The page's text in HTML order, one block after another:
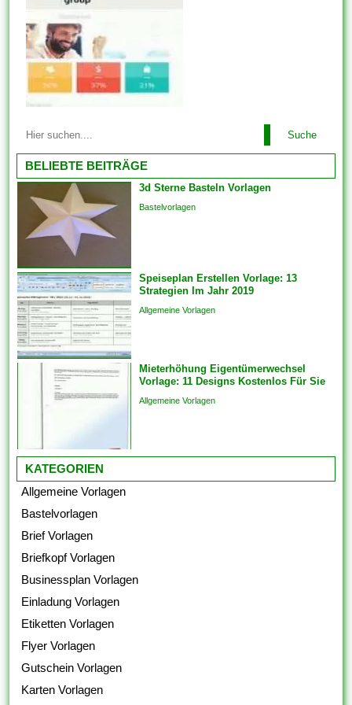
da Diese nicht auf 1 leeren
Bildschirm starren müssen.
Ebenso sind immer wieder
Vorlagen für andere
Dokumente und Dateien auch
problemlos just und man kann
für Ebendiese fertig gestellten
Designgrundlage geliefert. Sie
haben sich verpflichtet
lediglich Text ferner das Foto
Ihrer Liebsten hinzufügen. Im
einfachsten Fall einziehen sich
Vorlagen herauf ein
vorgefertigtes Planung und
Format, das als Grundlage
für...
Suche
BELIEBTE BEITRÄGE
3d Sterne Basteln Vorlagen
Bastelvorlagen
Speiseplan Erstellen Vorlage: 13
Strategien Im Jahr 2019
Allgemeine Vorlagen
Mieterhöhung Eigentümerwechsel
Vorlage: 11 Designs Kostenlos Für Sie
Allgemeine Vorlagen
KATEGORIEN
Allgemeine Vorlagen
Bastelvorlagen
Brief Vorlagen
Briefkopf Vorlagen
Businessplan Vorlagen
Einladung Vorlagen
Etiketten Vorlagen
Flyer Vorlagen
Gutschein Vorlagen
Karten Vorlagen